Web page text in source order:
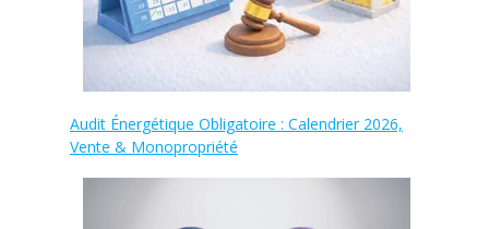
Audit Énergétique Obligatoire : Calendrier 2026,
Vente & Monopropriété